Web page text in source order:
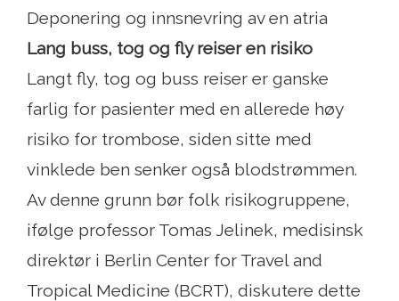
Deponering og innsnevring av en atria
Lang buss, tog og fly reiser en risiko
Langt fly, tog og buss reiser er ganske
farlig for pasienter med en allerede høy
risiko for trombose, siden sitte med
vinklede ben senker også blodstrømmen.
Av denne grunn bør folk risikogruppene,
ifølge professor Tomas Jelinek, medisinsk
direktør i Berlin Center for Travel and
Tropical Medicine (BCRT), diskutere dette